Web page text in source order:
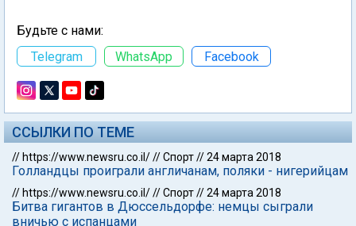
Будьте с нами:
Telegram
WhatsApp Facebook
ССЫЛКИ ПО ТЕМЕ
// https://www.newsru.co.il///Спорт//24 марта 2018
Голландцы проиграли англичанам, поляки - нигерийцам
// https://www.newsru.co.il///Спорт//24 марта 2018
Битва гигантов в Дюссельдорфе: немцы сыграли
вничью с испанцами